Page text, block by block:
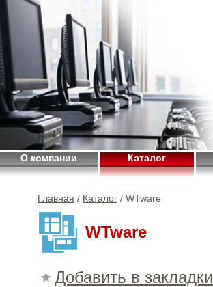
О компании Каталог
Главная / Каталог / WTware
WTware
Добавить в закладки